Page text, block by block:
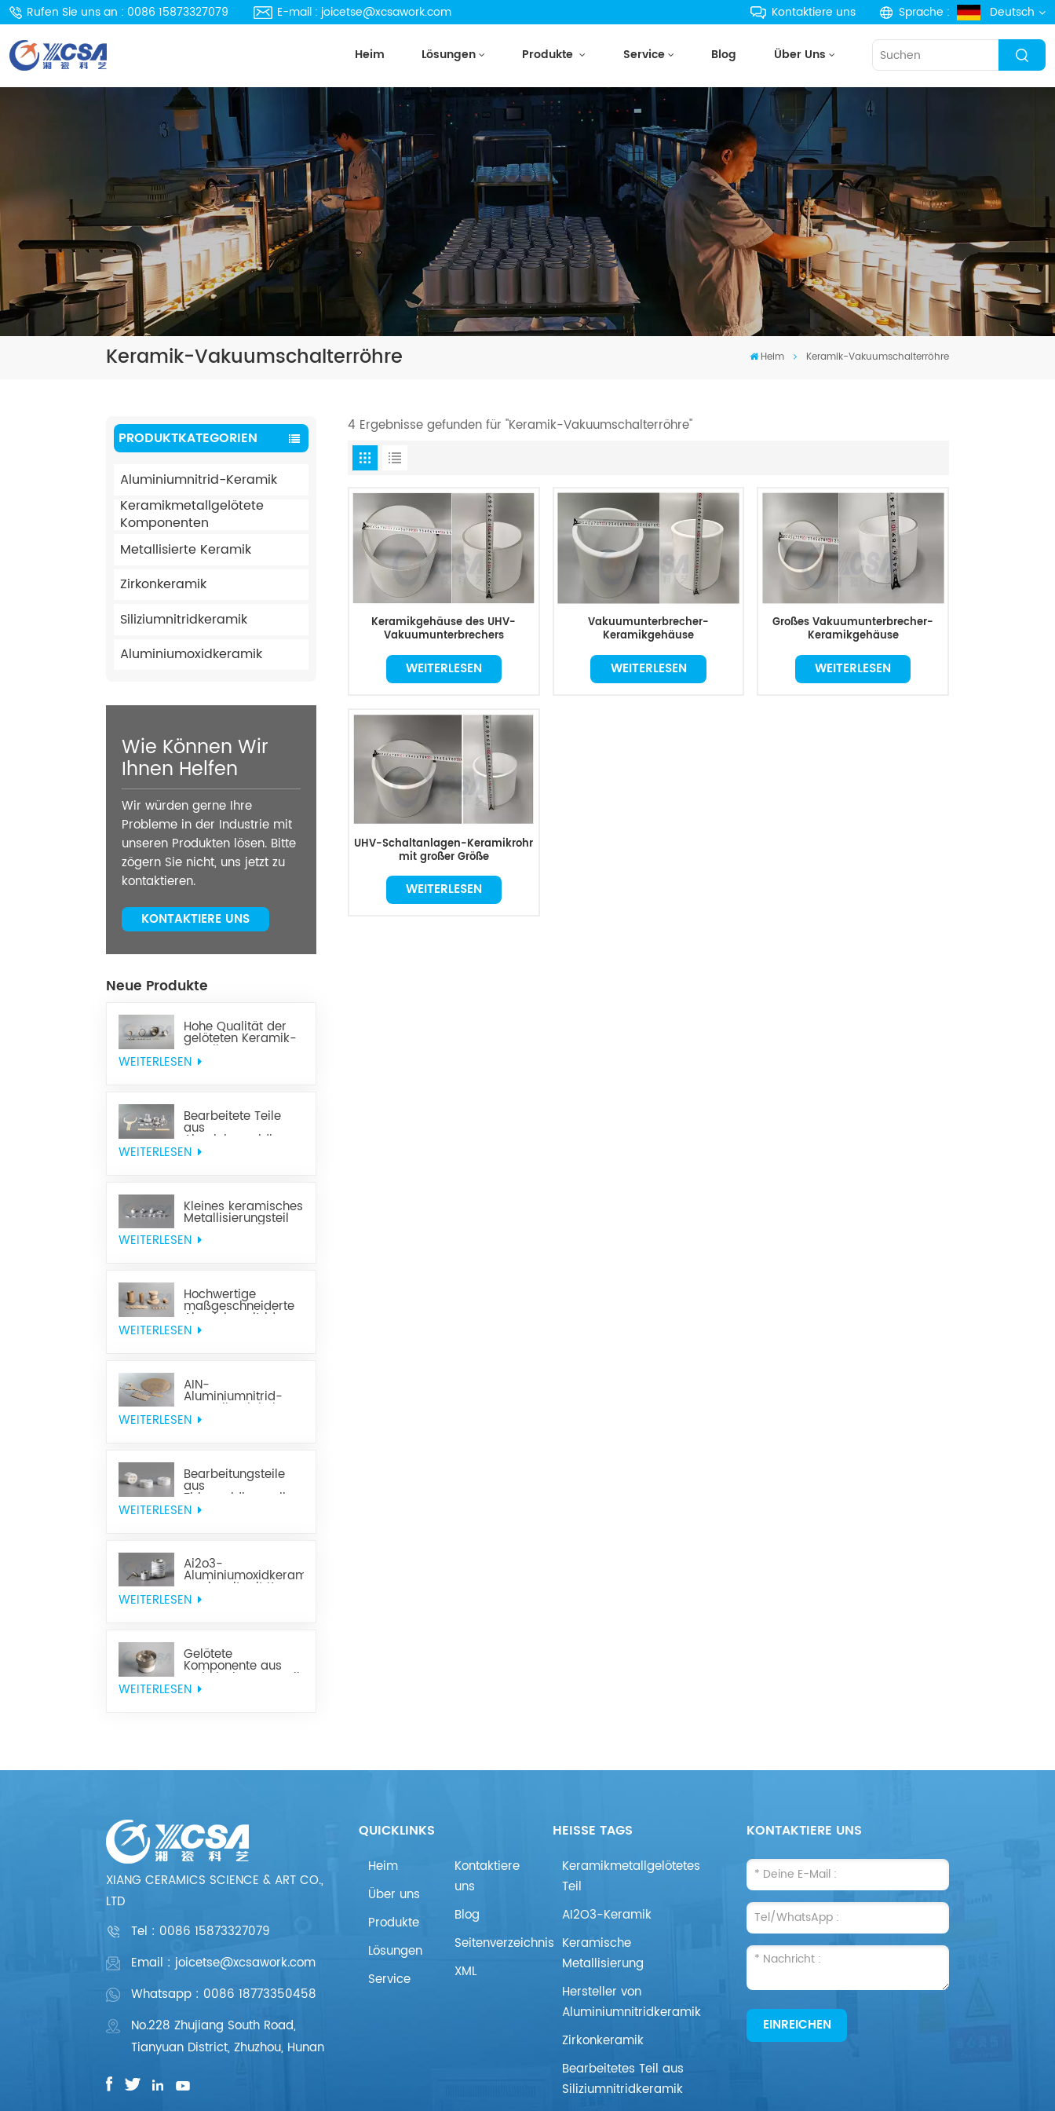
Rufen Sie uns an : 0086 15873327079 E-mail : joicetse@xcsawork.com Kontaktiere uns Sprache : Deutsch
русский
português
한국의
Türkçe
Heim Lösungen Produkte Service Blog Über Uns
Keramik-Vakuumschalterröhre Heim Keramik-Vakuumschalterröhre
PRODUKTKATEGORIEN
Aluminiumnitrid-Keramik
Keramikmetallgelötete
Komponenten
Metallisierte Keramik
Zirkonkeramik
Siliziumnitridkeramik
Aluminiumoxidkeramik
Wie Können Wir
Ihnen Helfen
Wir würden gerne Ihre
Probleme in der Industrie mit
unseren Produkten lösen. Bitte
zögern Sie nicht, uns jetzt zu
kontaktieren.
KONTAKTIERE UNS
Neue Produkte
Hohe Qualität der
gelöteten Keramik-
Metall-
Komponenten
WEITERLESEN
Bearbeitete Teile
aus
Aluminiumoxidkeramik
WEITERLESEN
Kleines keramisches
Metallisierungsteil
WEITERLESEN
Hochwertige
maßgeschneiderte
Aluminiumnitrid-
Keramik
WEITERLESEN
AIN-
Aluminiumnitrid-
Keramik mit hoher
Wärmeleitfähigkeit
WEITERLESEN
Bearbeitungsteile
aus
Zirkonoxidkeramik
WEITERLESEN
Ai2o3-
Aluminiumoxidkeramik,
versiegelt mit Kovar
WEITERLESEN
Gelötete
Komponente aus
technischer Keramik
WEITERLESEN
4 Ergebnisse gefunden für "Keramik-Vakuumschalterröhre"
Keramikgehäuse des UHV-
Vakuumunterbrechers
WEITERLESEN
Vakuumunterbrecher-
Keramikgehäuse
WEITERLESEN
Großes Vakuumunterbrecher-
Keramikgehäuse
WEITERLESEN
UHV-Schaltanlagen-Keramikrohr
mit großer Größe
WEITERLESEN
XIANG CERAMICS SCIENCE & ART CO.,
LTD
Tel : 0086 15873327079
Email : joicetse@xcsawork.com
Whatsapp : 0086 18773350458
No.228 Zhujiang South Road,
Tianyuan District, Zhuzhou, Hunan
QUICKLINKS
Heim
Über uns
Produkte
Lösungen
Service
Kontaktiere
uns
Blog
Seitenverzeichnis
XML
HEISSE TAGS
Keramikmetallgelötetes
Teil
AI2O3-Keramik
Keramische
Metallisierung
Hersteller von
Aluminiumnitridkeramik
Zirkonkeramik
Bearbeitetes Teil aus
Siliziumnitridkeramik
KONTAKTIERE UNS
EINREICHEN